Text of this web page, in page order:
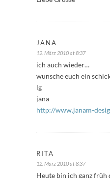
JANA
12. März 2010 at 8:37
ich auch wieder…
wünsche euch ein
lg
jana
http://www.janam-
RITA
12. März 2010 at 8:37
Heute bin ich ganz früh